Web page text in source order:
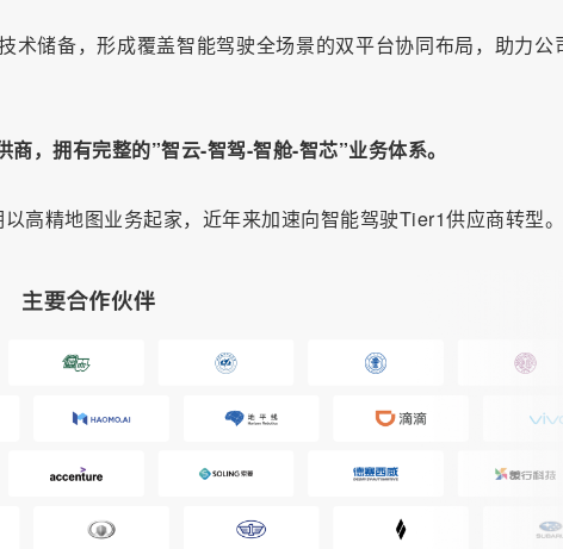
术储备，形成覆盖智能驾驶全场景的双平台协同布局，助力公
，拥有完整的”智云-智驾-智舱-智芯”业务体系。
高精地图业务起家，近年来加速向智能驾驶Tier1供应商转型。